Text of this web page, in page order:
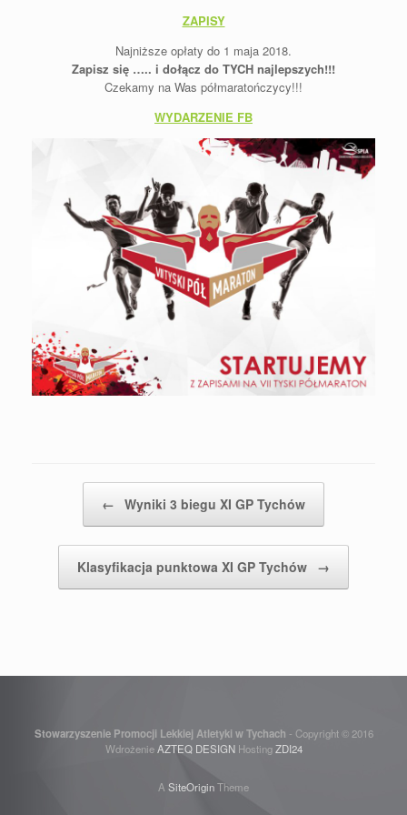
ZAPISY
Najniższe opłaty do 1 maja 2018.
Zapisz się ….. i dołącz do TYCH najlepszych!!!
Czekamy na Was półmaratończycy!!!
WYDARZENIE FB
← Wyniki 3 biegu XI GP Tychów
Klasyfikacja punktowa XI GP Tychów →
Stowarzyszenie Promocji Lekkiej Atletyki w Tychach - Copyright © 2016
WdrożenieAZTEQ DESIGNHostingZDI24
A SiteOriginTheme